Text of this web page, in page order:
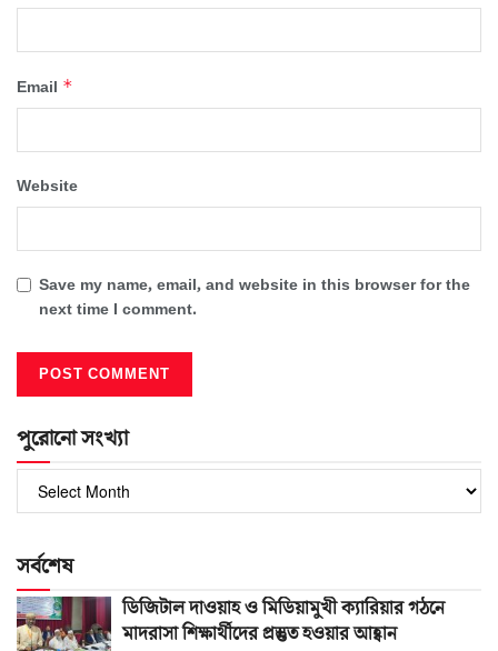
Email *
Website
Save my name, email, and website in this browser for the
next time I comment.
পুরোনো সংখ্যা
সংখ্যা
সর্বশেষ
ডিজিটাল দাওয়াহ ও মিডিয়ামুখী ক্যারিয়ার গঠনে
মাদরাসা শিক্ষার্থীদের প্রস্তুত হওয়ার আহ্বান